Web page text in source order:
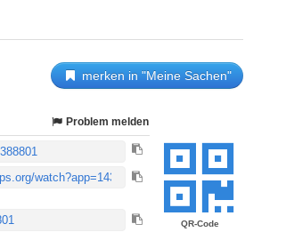
merken in "Meine Sachen"
QR-Code
Problem melden